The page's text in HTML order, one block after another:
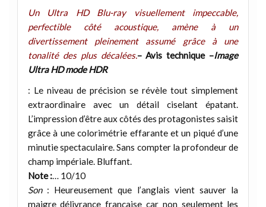
Un Ultra HD Blu-ray visuellement impeccable,
perfectible côté acoustique, amène à un
divertissement pleinement assumé grâce à une
tonalité des plus décalées.– Avis technique –Image
Ultra HD mode HDR
: Le niveau de précision se révèle tout simplement
extraordinaire avec un détail ciselant épatant.
L’impression d’être aux côtés des protagonistes saisit
grâce à une colorimétrie effarante et un piqué d’une
minutie spectaculaire. Sans compter la profondeur de
champ impériale. Bluffant.
Note :… 10/10
Son: Heureusement que l’anglais vient sauver la
maigre délivrance française car non seulement les